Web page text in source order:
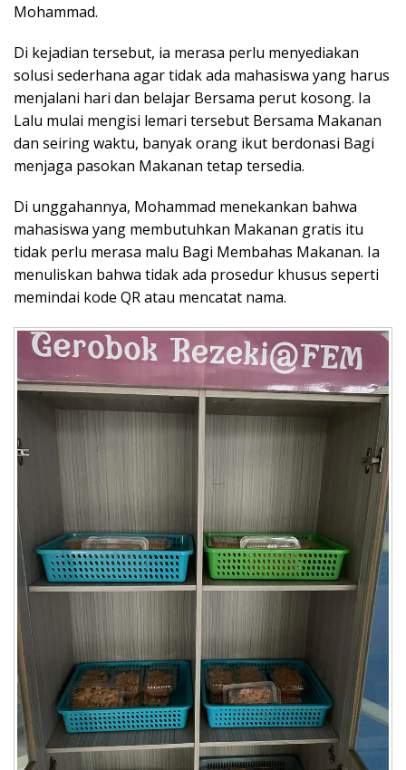
Mohammad.
Di kejadian tersebut, ia merasa perlu menyediakan
solusi sederhana agar tidak ada mahasiswa yang harus
menjalani hari dan belajar Bersama perut kosong. Ia
Lalu mulai mengisi lemari tersebut Bersama Makanan
dan seiring waktu, banyak orang ikut berdonasi Bagi
menjaga pasokan Makanan tetap tersedia.
Di unggahannya, Mohammad menekankan bahwa
mahasiswa yang membutuhkan Makanan gratis itu
tidak perlu merasa malu Bagi Membahas Makanan. Ia
menuliskan bahwa tidak ada prosedur khusus seperti
memindai kode QR atau mencatat nama.